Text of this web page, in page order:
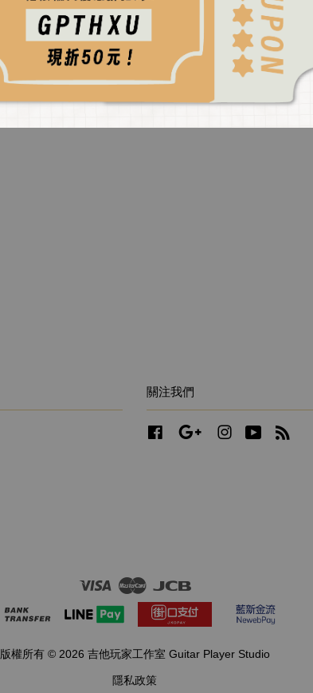
量卡
NT$ 200.00
換弦工具
NT$ 50.00
關注我們
Facebook Google InstagramYouTube
Visa Master
版權所有 © 2026 吉他玩家工作室 Guitar Player Studio
隱私政策